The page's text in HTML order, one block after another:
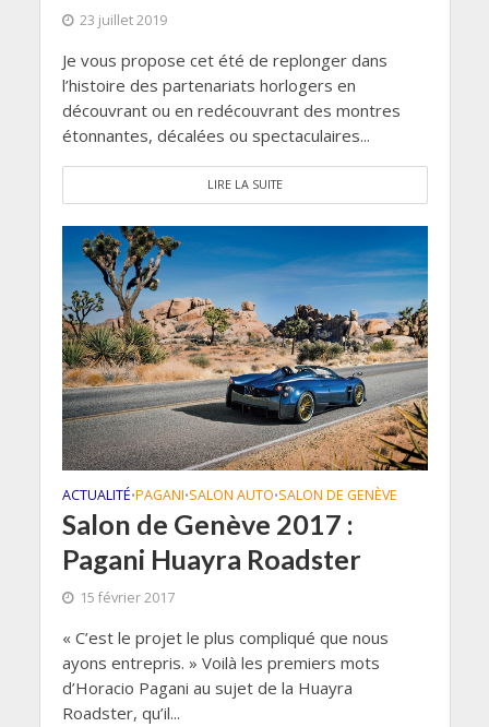
23 juillet 2019
Je vous propose cet été de replonger dans
l’histoire des partenariats horlogers en
découvrant ou en redécouvrant des montres
étonnantes, décalées ou spectaculaires...
LIRE LA SUITE
ACTUALITÉ•PAGANI•SALON AUTO•SALON DE GENÈVE
Salon de Genève 2017 :
Pagani Huayra Roadster
15 février 2017
« C’est le projet le plus compliqué que nous
ayons entrepris. » Voilà les premiers mots
d’Horacio Pagani au sujet de la Huayra
Roadster, qu’il...